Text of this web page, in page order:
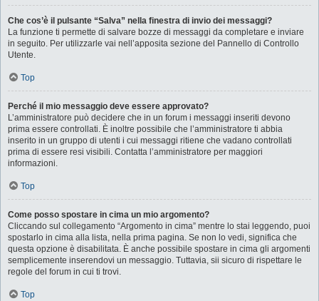
Che cos’è il pulsante “Salva” nella finestra di invio dei messaggi?
La funzione ti permette di salvare bozze di messaggi da completare e inviare
in seguito. Per utilizzarle vai nell’apposita sezione del Pannello di Controllo
Utente.
Top
Perché il mio messaggio deve essere approvato?
L’amministratore può decidere che in un forum i messaggi inseriti devono
prima essere controllati. È inoltre possibile che l’amministratore ti abbia
inserito in un gruppo di utenti i cui messaggi ritiene che vadano controllati
prima di essere resi visibili. Contatta l’amministratore per maggiori
informazioni.
Top
Come posso spostare in cima un mio argomento?
Cliccando sul collegamento “Argomento in cima” mentre lo stai leggendo, puoi
spostarlo in cima alla lista, nella prima pagina. Se non lo vedi, significa che
questa opzione è disabilitata. È anche possibile spostare in cima gli argomenti
semplicemente inserendovi un messaggio. Tuttavia, sii sicuro di rispettare le
regole del forum in cui ti trovi.
Top